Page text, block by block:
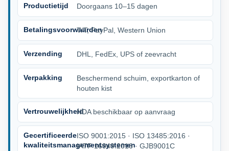
Productietijd Doorgaans 10–15 dagen
BetalingsvoorwaardenT/T, PayPal, Western Union
Verzending DHL, FedEx, UPS of zeevracht
Verpakking
Beschermend schuim, exportkarton of
houten kist
VertrouwelijkheidNDA beschikbaar op aanvraag
Gecertificeerde
kwaliteitsmanagementsystemen
ISO 9001:2015 · ISO 13485:2016 ·
IATF 16949:2016 · GJB9001C